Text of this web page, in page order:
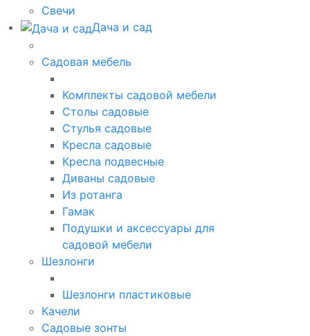
Свечи
Дача и сад
Садовая мебель
Комплекты садовой мебели
Столы садовые
Стулья садовые
Кресла садовые
Кресла подвесные
Диваны садовые
Из ротанга
Гамак
Подушки и аксессуары для
садовой мебели
Шезлонги
Шезлонги пластиковые
Качели
Садовые зонты